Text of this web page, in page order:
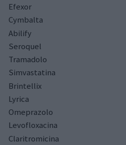
Efexor
Cymbalta
Abilify
Seroquel
Tramadolo
Simvastatina
Brintellix
Lyrica
Omeprazolo
Levofloxacina
Claritromicina